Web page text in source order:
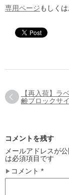
専用ページもしく
【再入荷】ラ
鹸ブロックサ
コメントを残す
メールアドレスが
は必須項目です
コメント *